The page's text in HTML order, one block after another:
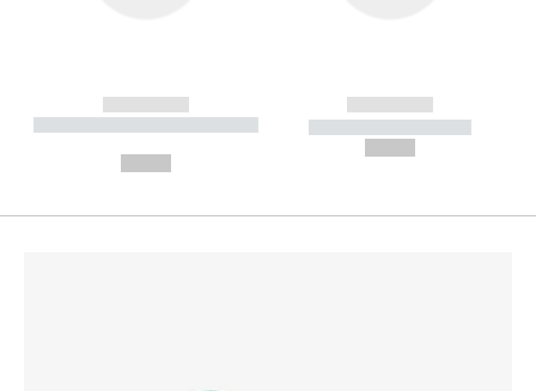
------------
----------- ----------- --------
------------
----------- -----------